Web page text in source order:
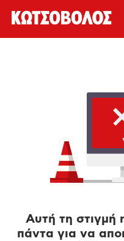
Αυτή τη στιγμή
πάντα για να